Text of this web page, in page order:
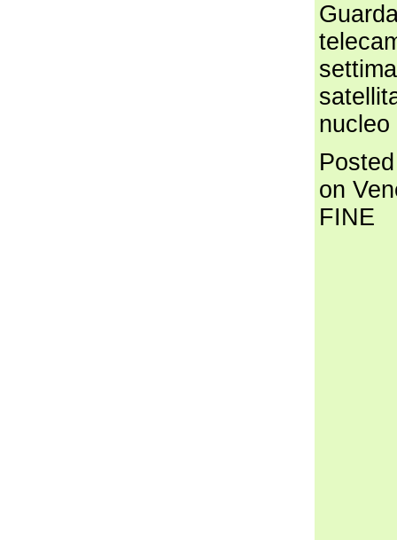
nucleo
on
FINE